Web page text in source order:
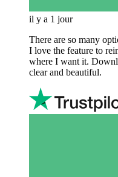
il y a 1 jour
There are so many
I love the feature to
where I want it.
clear and beautiful.